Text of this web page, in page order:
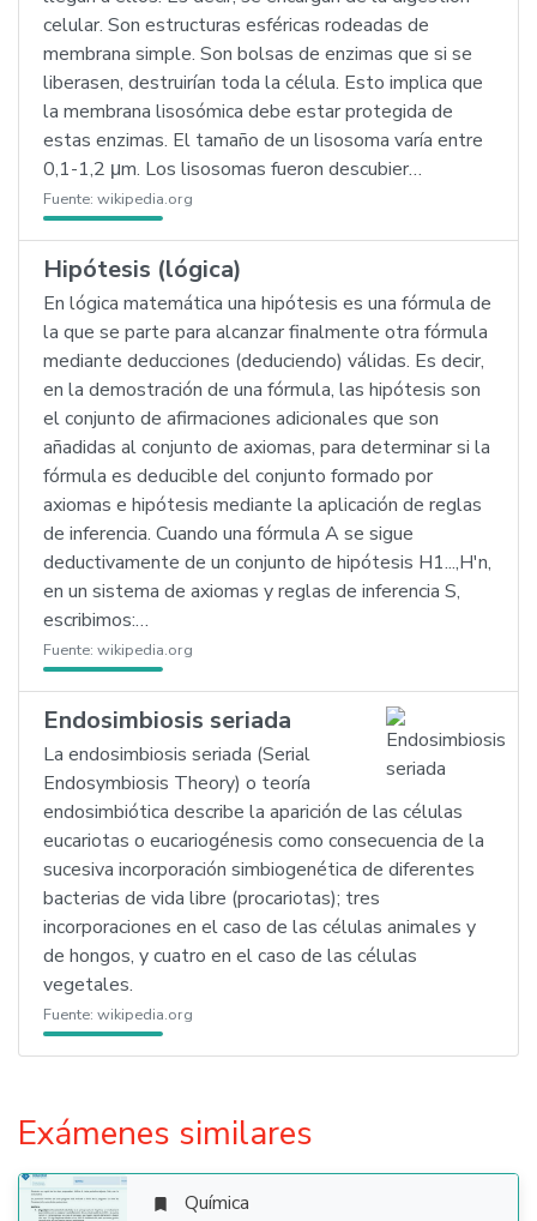
celular. Son estructuras esféricas rodeadas de
membrana simple. Son bolsas de enzimas que si se
liberasen, destruirían toda la célula. Esto implica que
la membrana lisosómica debe estar protegida de
estas enzimas. El tamaño de un lisosoma varía entre
0,1-1,2 μm. Los lisosomas fueron descubier…
Fuente: wikipedia.org
Hipótesis (lógica)
En lógica matemática una hipótesis es una fórmula de
la que se parte para alcanzar finalmente otra fórmula
mediante deducciones (deduciendo) válidas. Es decir,
en la demostración de una fórmula, las hipótesis son
el conjunto de afirmaciones adicionales que son
añadidas al conjunto de axiomas, para determinar si la
fórmula es deducible del conjunto formado por
axiomas e hipótesis mediante la aplicación de reglas
de inferencia. Cuando una fórmula A se sigue
deductivamente de un conjunto de hipótesis H1...,H'n,
en un sistema de axiomas y reglas de inferencia S,
escribimos:…
Fuente: wikipedia.org
Endosimbiosis seriada
La endosimbiosis seriada (Serial
Endosymbiosis Theory) o teoría
endosimbiótica describe la aparición de las células
eucariotas o eucariogénesis como consecuencia de la
sucesiva incorporación simbiogenética de diferentes
bacterias de vida libre (procariotas); tres
incorporaciones en el caso de las células animales y
de hongos, y cuatro en el caso de las células
vegetales.
Fuente: wikipedia.org
Exámenes similares
 Química